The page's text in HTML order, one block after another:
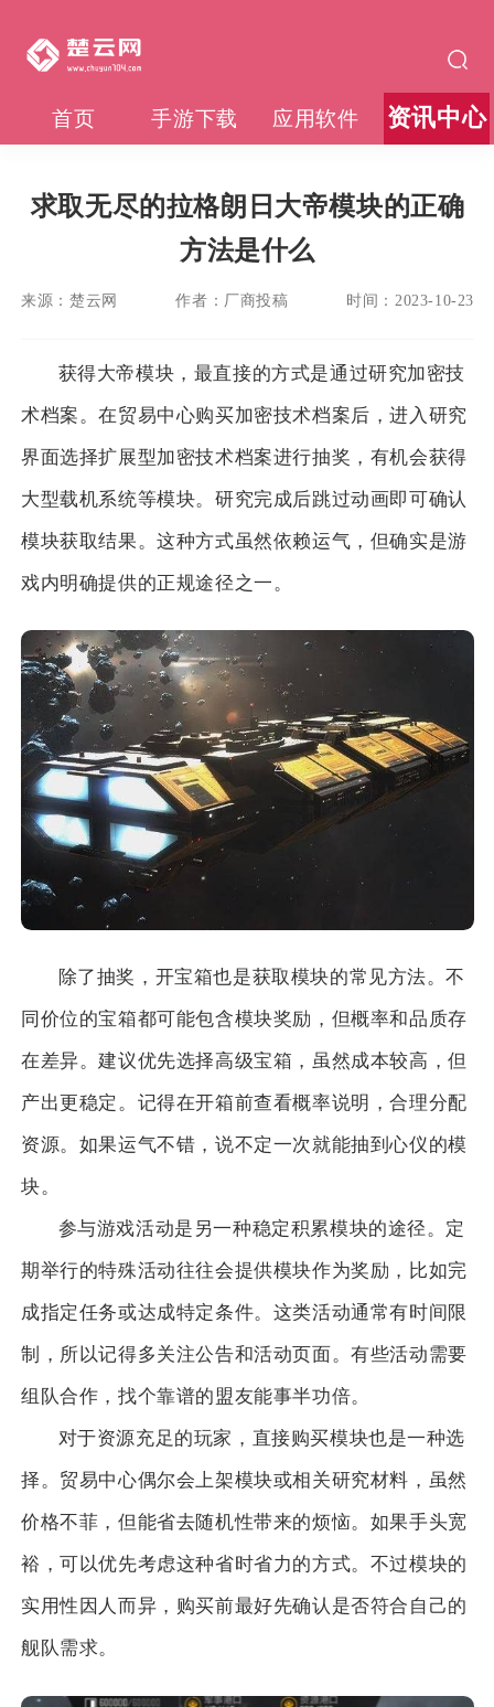
首页 手游下载 应用软件 资讯中心
求取无尽的拉格朗日大帝模块的正确
方法是什么
来源： 楚云网 作者： 厂商投稿 时间： 2023-10-23
获得大帝模块，最直接的方式是通过研究加密技
术档案。在贸易中心购买加密技术档案后，进入研究
界面选择扩展型加密技术档案进行抽奖，有机会获得
大型载机系统等模块。研究完成后跳过动画即可确认
模块获取结果。这种方式虽然依赖运气，但确实是游
戏内明确提供的正规途径之一。
除了抽奖，开宝箱也是获取模块的常见方法。不
同价位的宝箱都可能包含模块奖励，但概率和品质存
在差异。建议优先选择高级宝箱，虽然成本较高，但
产出更稳定。记得在开箱前查看概率说明，合理分配
资源。如果运气不错，说不定一次就能抽到心仪的模
块。
参与游戏活动是另一种稳定积累模块的途径。定
期举行的特殊活动往往会提供模块作为奖励，比如完
成指定任务或达成特定条件。这类活动通常有时间限
制，所以记得多关注公告和活动页面。有些活动需要
组队合作，找个靠谱的盟友能事半功倍。
对于资源充足的玩家，直接购买模块也是一种选
择。贸易中心偶尔会上架模块或相关研究材料，虽然
价格不菲，但能省去随机性带来的烦恼。如果手头宽
裕，可以优先考虑这种省时省力的方式。不过模块的
实用性因人而异，购买前最好先确认是否符合自己的
舰队需求。